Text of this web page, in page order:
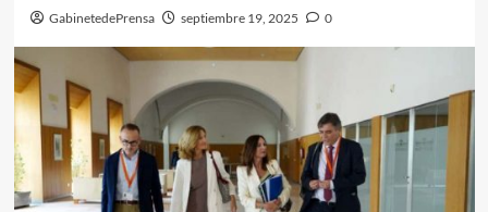
GabinetedePrensa septiembre 19, 2025 0